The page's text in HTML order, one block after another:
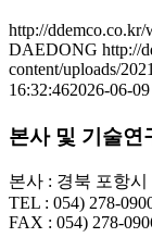
http://ddemco.co.kr/
DAEDONG http://
content/uploads/
16:32:462026-06-
본사 및 기술연
본사 : 경북 포항
TEL : 054) 278-
FAX : 054) 278-